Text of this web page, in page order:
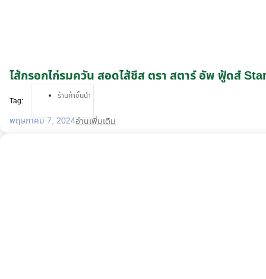
ไส้กรอกไก่รมควัน สอดไส้ชีส ตรา สตาร์ อัพ ฟู้ดส์
Tag: ร้านค้าชั้นนำ
พฤษภาคม 7, 2024อ่านเพิ่มเติม